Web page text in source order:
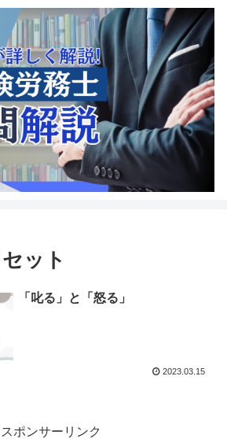
ット
「叱る」と「怒る」
2023.03.15
スポンサーリンク